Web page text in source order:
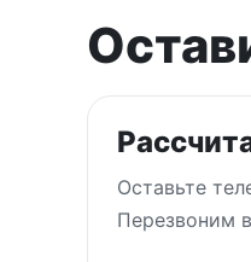
Оставьте
Перезвоним